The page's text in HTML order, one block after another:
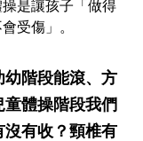
是讓孩子「做得
受傷」。
階段能滾、方
體操階段我們
有收？頸椎有